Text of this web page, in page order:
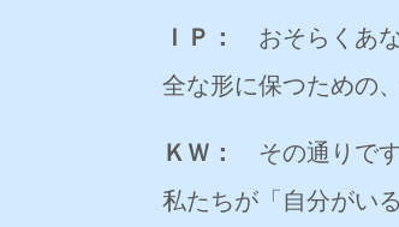
ＩＰ：
おそらくあ
全な形に保つための
ＫＷ：
その通りで
私たちが「自分がい